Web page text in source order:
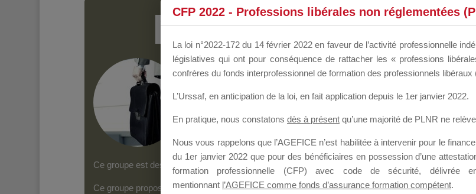
MALLETTE DU
Groupe Public il y a un mois
Ce groupe est destiné aux Organismes de Formation qui souhaitent répondre à l’Appel à
Ce groupe propose un forum dédié au support sur lequel il est possible de laisser un message ou
CFP 2022 - Professions libérales non réglementées
La loi n°2022-172 du 14 février 2022 en faveur de l’activité professionnelle
législatives qui ont pour conséquence de rattacher les « professions
confrères du fonds interprofessionnel de formation des professionnels libéraux
L’Urssaf, en anticipation de la loi, en fait application depuis le 1er janvier 2022.
En pratique, nous constatons dès à présent qu’une majorité de PLNR ne
Nous vous rappelons que l’AGEFICE n’est habilitée à intervenir pour le
du 1er janvier 2022 que pour des bénéficiaires en possession d’une
formation professionnelle (CFP) avec code de sécurité, délivrée
mentionnant l’AGEFICE comme fonds d’assurance formation compétent.